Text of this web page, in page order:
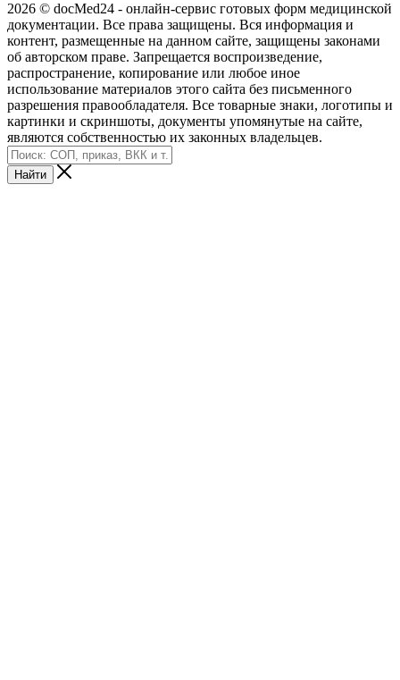
2026 © docMed24 - онлайн-сервис готовых форм медицинской
документации. Все права защищены. Вся информация и
контент, размещенные на данном сайте, защищены законами
об авторском праве. Запрещается воспроизведение,
распространение, копирование или любое иное
использование материалов этого сайта без письменного
разрешения правообладателя. Все товарные знаки, логотипы и
картинки и скриншоты, документы упомянутые на сайте,
являются собственностью их законных владельцев.
Найти